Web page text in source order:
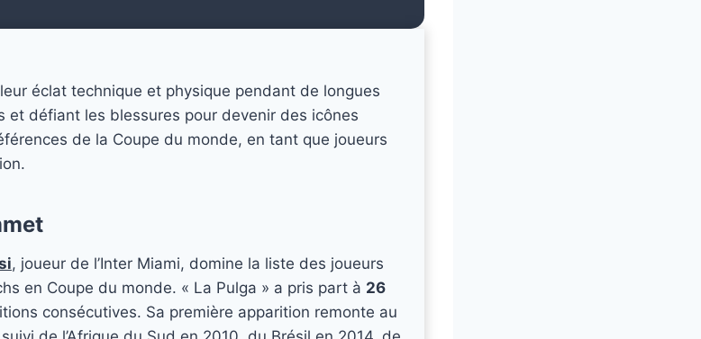
éclat technique et physique pendant de longues
et défiant les blessures pour devenir des icônes
de la Coupe du monde, en tant que joueurs
, joueur de l’Inter Miami, domine la liste des joueurs
en Coupe du monde. « La Pulga » a pris part à 26
consécutives. Sa première apparition remonte au